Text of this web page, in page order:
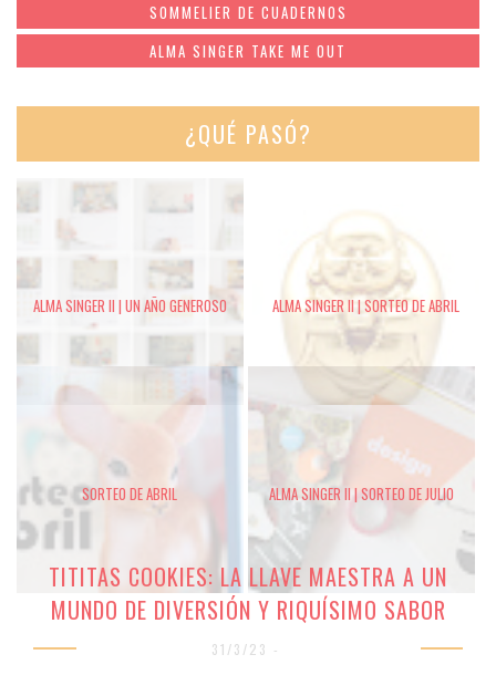
SOMMELIER DE CUADERNOS
ALMA SINGER TAKE ME OUT
¿QUÉ PASÓ?
ALMA SINGER II | UN AÑO GENEROSO ALMA SINGER II | SORTEO DE ABRIL
SORTEO DE ABRIL ALMA SINGER II | SORTEO DE JULIO
TITITAS COOKIES: LA LLAVE MAESTRA A UN
MUNDO DE DIVERSIÓN Y RIQUÍSIMO SABOR
31/3/23 -